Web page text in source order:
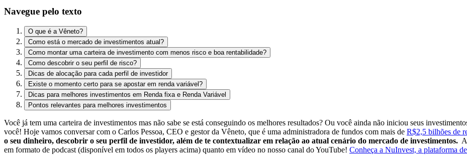
Navegue pelo texto
O que é a Vêneto?
Como está o mercado de investimentos atual?
Como montar uma carteira de investimento com menos risco e boa rentabilidade?
Como descobrir o seu perfil de risco?
Dicas de alocação para cada perfil de investidor
Existe o momento certo para se apostar em renda variável?
Dicas para melhores investimentos em Renda fixa e Renda Variável
Pontos relevantes para melhores investimentos
Você já tem uma carteira de investimentos mas não sabe se está conseguindo os melhores resultados? Ou você ainda não iniciou seus
você! Hoje vamos conversar com o Carlos Pessoa, CEO e gestor da Vêneto, que é uma administradora de fundos com mais de R$2,5 bilhões de
o seu dinheiro, descobrir o seu perfil de investidor, além de te contextualizar em relação ao atual cenário do mercado de investimentos.
em formato de podcast (disponível em todos os players acima) quanto em vídeo no nosso canal do YouTube! Conheça a NuInvest, a plataforma